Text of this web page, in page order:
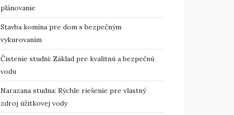
plánovanie
Stavba komína pre dom s bezpečným
vykurovaním
Čistenie studní: Základ pre kvalitnú a bezpečnú
vodu
Narazana studna: Rýchle riešenie pre vlastný
zdroj úžitkovej vody